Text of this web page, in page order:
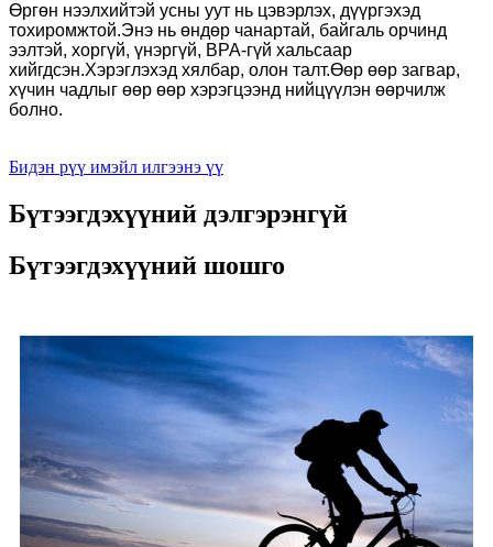
Өргөн нээлхийтэй усны уут нь цэвэрлэх, дүүргэхэд
тохиромжтой.Энэ нь өндөр чанартай, байгаль орчинд
ээлтэй, хоргүй, үнэргүй, BPA-гүй хальсаар
хийгдсэн.Хэрэглэхэд хялбар, олон талт.Өөр өөр загвар,
хүчин чадлыг өөр өөр хэрэгцээнд нийцүүлэн өөрчилж
болно.
Бидэн рүү имэйл илгээнэ үү
Бүтээгдэхүүний дэлгэрэнгүй
Бүтээгдэхүүний шошго